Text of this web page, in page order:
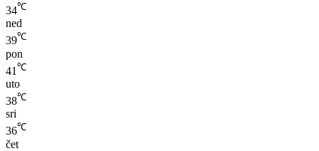
34℃
ned
39℃
pon
41 ℃
uto
38℃
sri
36℃
čet